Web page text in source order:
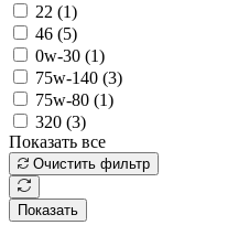
22 (1)
46 (5)
0w-30 (1)
75w-140 (3)
75w-80 (1)
320 (3)
Показать все
Очистить фильтр
Показать